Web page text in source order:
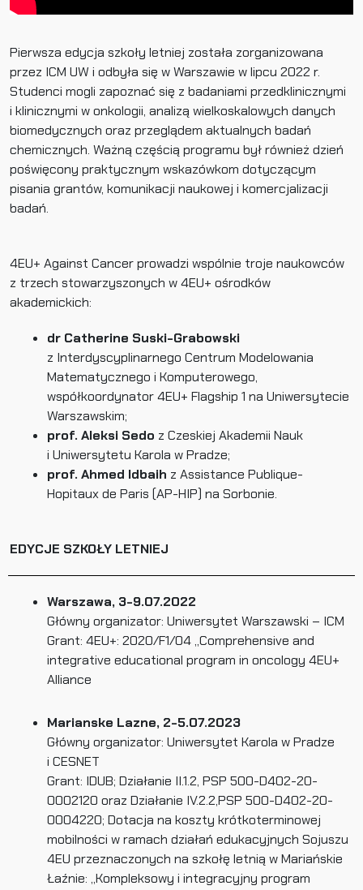
Pierwsza edycja szkoły letniej została zorganizowana
przez ICM UW i odbyła się w Warszawie w lipcu 2022 r.
Studenci mogli zapoznać się z badaniami przedklinicznymi
i klinicznymi w onkologii, analizą wielkoskalowych danych
biomedycznych oraz przeglądem aktualnych badań
chemicznych. Ważną częścią programu był również dzień
poświęcony praktycznym wskazówkom dotyczącym
pisania grantów, komunikacji naukowej i komercjalizacji
badań.
4EU+ Against Cancer prowadzi wspólnie troje naukowców
z trzech stowarzyszonych w 4EU+ ośrodków
akademickich:
dr Catherine Suski-Grabowski
z Interdyscyplinarnego Centrum Modelowania
Matematycznego i Komputerowego,
współkoordynator 4EU+ Flagship 1 na Uniwersytecie
Warszawskim;
prof. Aleksi Sedo z Czeskiej Akademii Nauk
i Uniwersytetu Karola w Pradze;
prof. Ahmed Idbaih z Assistance Publique-
Hopitaux de Paris (AP-HIP) na Sorbonie.
EDYCJE SZKOŁY LETNIEJ
Warszawa, 3-9.07.2022
Główny organizator: Uniwersytet Warszawski – ICM
Grant: 4EU+: 2020/F1/04 „Comprehensive and
integrative educational program in oncology 4EU+
Alliance
Marianske Lazne, 2-5.07.2023
Główny organizator: Uniwersytet Karola w Pradze
i CESNET
Grant: IDUB; Działanie II.1.2, PSP 500-D402-20-
0002120 oraz Działanie IV.2.2,PSP 500-D402-20-
0004220; Dotacja na koszty krótkoterminowej
mobilności w ramach działań edukacyjnych Sojuszu
4EU przeznaczonych na szkołę letnią w Mariańskie
Łaźnie: „Kompleksowy i integracyjny program